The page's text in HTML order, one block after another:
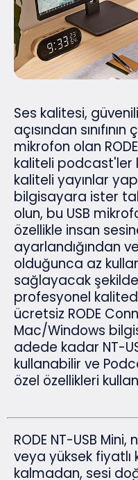
Ses kalitesi,
açısından
mikrofon olan
kaliteli podcast'ler
kaliteli yayınlar
bilgisayara ister
olun, bu USB
özellikle insan
ayarlandığından
olduğunca az
sağlayacak
profesyonel
ücretsiz RODE
Mac/Windows
adede kadar NT-
kullanabilir ve
özel özellikleri
RODE NT-USB
veya yüksek
kalmadan, sesi